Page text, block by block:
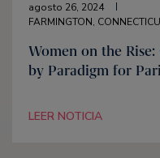
agosto 26, 2024
FARMINGTON,
Women on the Rise:
by Paradigm for
LEER NOTICIA